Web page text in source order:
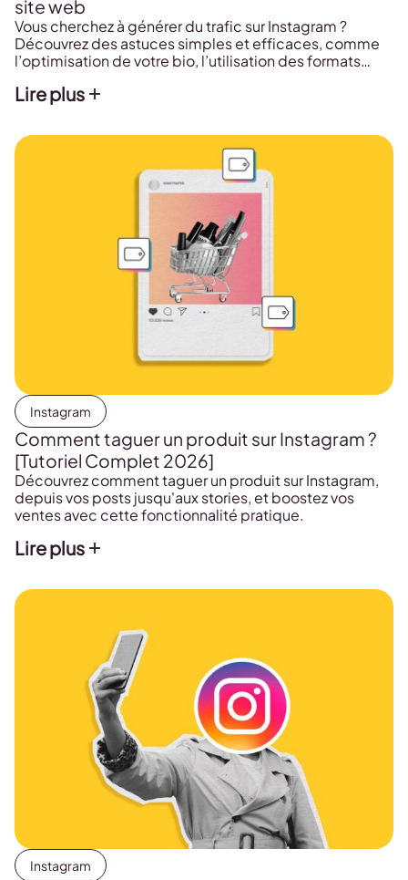
site web
Vous cherchez à générer du trafic sur Instagram ?
Découvrez des astuces simples et efficaces, comme
l’optimisation de votre bio, l’utilisation des formats
dans ce guide pratique !
Lire plus
Instagram
Comment taguer un produit sur Instagram ?
[Tutoriel Complet 2026]
Découvrez comment taguer un produit sur Instagram,
depuis vos posts jusqu'aux stories, et boostez vos
ventes avec cette fonctionnalité pratique.
Lire plus
Instagram